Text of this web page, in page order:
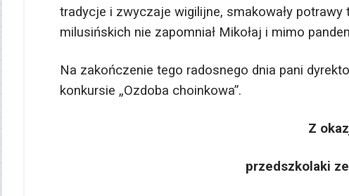
tradycje i zwyczaje wigilijne, smakowały
milusińskich nie zapomniał Mikołaj i mimo
Na zakończenie tego radosnego dnia pani
konkursie „Ozdoba choinkowa”.
Z
przedszkolaki